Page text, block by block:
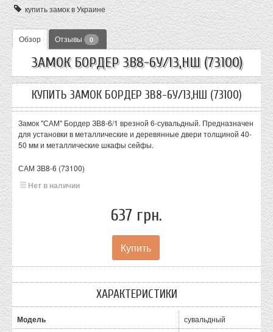
купить замок в Украине
Обзор Отзывы 0
ЗАМОК БОРДЕР ЗВ8-6У/13,НШ (73100)
КУПИТЬ ЗАМОК БОРДЕР ЗВ8-6У/13,НШ (73100)
Замок "САМ" Бордер ЗВ8-6/1 врезной 6-сувальдный. Предназначен
для установки в металлические и деревянные двери толщиной 40-
50 мм и металлические шкафы сейфы.
САМ ЗВ8-6 (73100)
Нет в наличии
637 грн.
ХАРАКТЕРИСТИКИ
Модель сувальдный